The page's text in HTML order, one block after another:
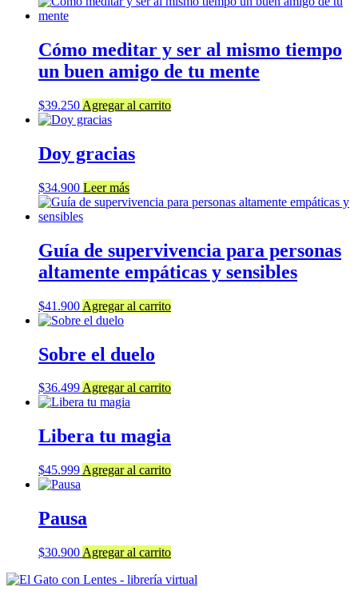
Cómo meditar y ser al mismo tiempo
un buen amigo de tu mente
$39.250 Agregar al carrito
Doy gracias
$34.900 Leer más
Guía de supervivencia para personas
altamente empáticas y sensibles
$41.900 Agregar al carrito
Sobre el duelo
$36.499Agregar al carrito
Libera tu magia
$45.999 Agregar al carrito
Pausa
$30.900 Agregar al carrito